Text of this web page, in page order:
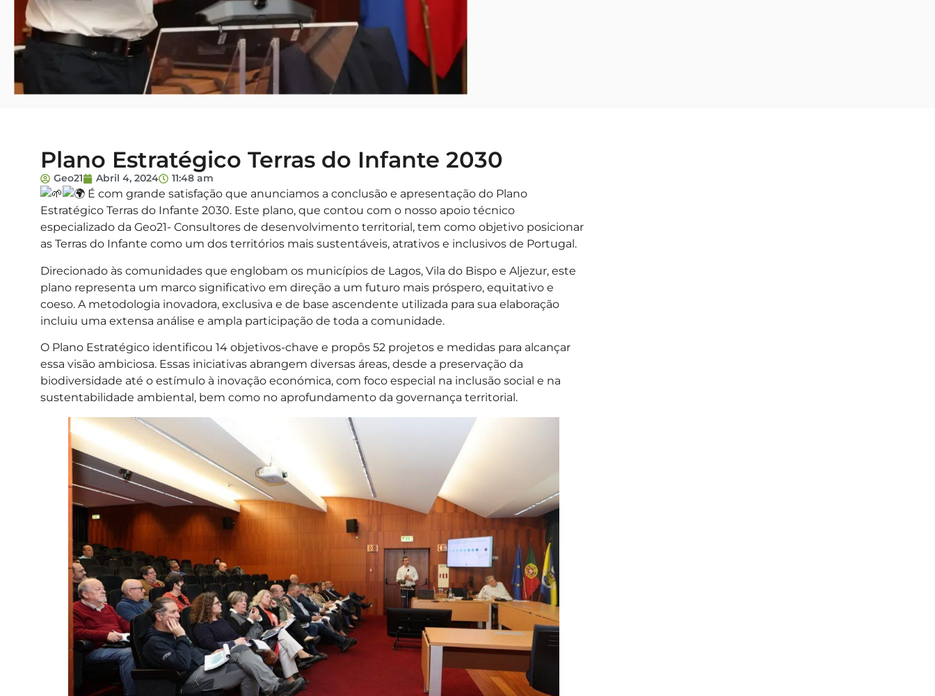
Plano Estratégico Terras do Infante 2030
Geo21 Abril 4, 2024 11:48 am
É com grande satisfação que anunciamos a conclusão e apresentação do Plano
Estratégico Terras do Infante 2030. Este plano, que contou com o nosso apoio técnico
especializado da Geo21- Consultores de desenvolvimento territorial, tem como objetivo posicionar
as Terras do Infante como um dos territórios mais sustentáveis, atrativos e inclusivos de Portugal.
Direcionado às comunidades que englobam os municípios de Lagos, Vila do Bispo e Aljezur, este
plano representa um marco significativo em direção a um futuro mais próspero, equitativo e
coeso. A metodologia inovadora, exclusiva e de base ascendente utilizada para sua elaboração
incluiu uma extensa análise e ampla participação de toda a comunidade.
O Plano Estratégico identificou 14 objetivos-chave e propôs 52 projetos e medidas para alcançar
essa visão ambiciosa. Essas iniciativas abrangem diversas áreas, desde a preservação da
biodiversidade até o estímulo à inovação económica, com foco especial na inclusão social e na
sustentabilidade ambiental, bem como no aprofundamento da governança territorial.